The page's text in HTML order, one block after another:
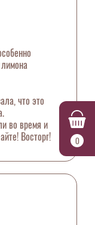
0
что это
во время и
Восторг!